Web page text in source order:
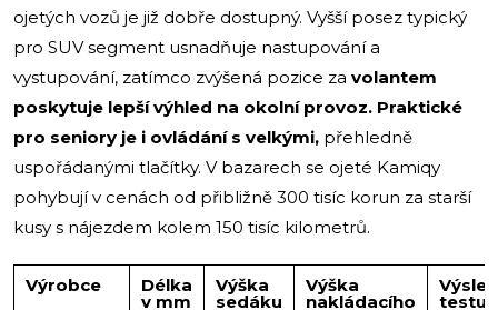
ojetých vozů je již dobře dostupný. Vyšší posez typický
pro SUV segment usnadňuje nastupování a
vystupování, zatímco zvýšená pozice za volantem
poskytuje lepší výhled na okolní provoz. Praktické
pro seniory je i ovládání s velkými, přehledně
uspořádanými tlačítky. V bazarech se ojeté Kamiqy
pohybují v cenách od přibližně 300 tisíc korun za starší
kusy s nájezdem kolem 150 tisíc kilometrů.
Výrobce Délka
v mm
Výška
sedáku
Výška
nakládacího testu